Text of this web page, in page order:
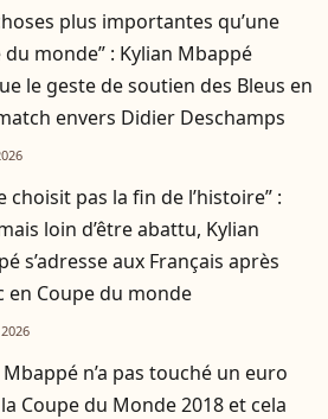
plus importantes qu’une
monde” : Kylian Mbappé
le geste de soutien des Bleus en
envers Didier Deschamps
choisit pas la fin de l’histoire” :
loin d’être abattu, Kylian
s’adresse aux Français après
en Coupe du monde
n’a pas touché un euro
Coupe du Monde 2018 et cela